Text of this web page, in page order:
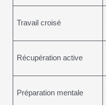
Travail croisé
Récupération active
Préparation mentale